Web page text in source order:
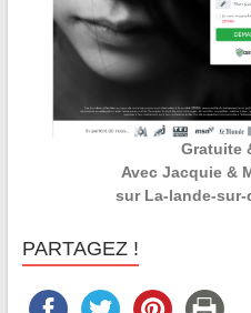
Gratuite
Avec Jacquie &
sur La-lande-sur-
PARTAGEZ !